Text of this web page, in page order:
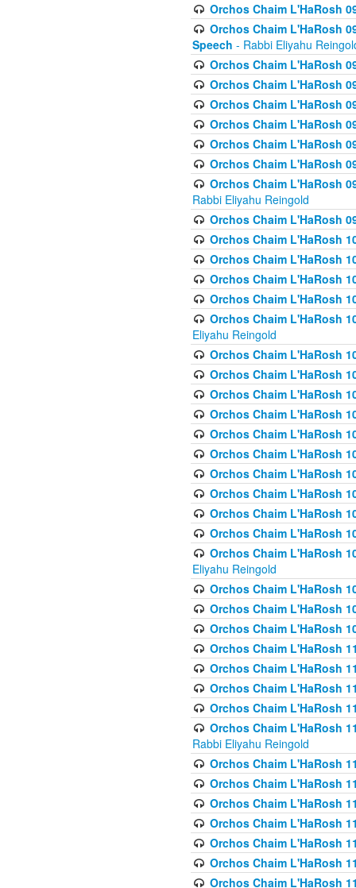
Orchos Chaim L'HaRosh
Orchos Chaim L'HaRosh
Speech - Rabbi Eliyahu
Orchos Chaim L'HaRosh
Orchos Chaim L'HaRosh
Orchos Chaim L'HaRosh
Orchos Chaim L'HaRosh
Orchos Chaim L'HaRosh
Orchos Chaim L'HaRosh
Orchos Chaim L'HaRosh
Rabbi Eliyahu Reingold
Orchos Chaim L'HaRosh
Orchos Chaim L'HaRosh
Orchos Chaim L'HaRosh
Orchos Chaim L'HaRosh
Orchos Chaim L'HaRosh
Orchos Chaim L'HaRosh
Eliyahu Reingold
Orchos Chaim L'HaRosh
Orchos Chaim L'HaRosh
Orchos Chaim L'HaRosh
Orchos Chaim L'HaRosh
Orchos Chaim L'HaRosh
Orchos Chaim L'HaRosh
Orchos Chaim L'HaRosh
Orchos Chaim L'HaRosh
Orchos Chaim L'HaRosh
Orchos Chaim L'HaRosh
Orchos Chaim L'HaRosh
Eliyahu Reingold
Orchos Chaim L'HaRosh
Orchos Chaim L'HaRosh
Orchos Chaim L'HaRosh
Orchos Chaim L'HaRosh
Orchos Chaim L'HaRosh
Orchos Chaim L'HaRosh
Orchos Chaim L'HaRosh
Orchos Chaim L'HaRosh
Rabbi Eliyahu Reingold
Orchos Chaim L'HaRosh
Orchos Chaim L'HaRosh
Orchos Chaim L'HaRosh
Orchos Chaim L'HaRosh
Orchos Chaim L'HaRosh
Orchos Chaim L'HaRosh
Orchos Chaim L'HaRosh